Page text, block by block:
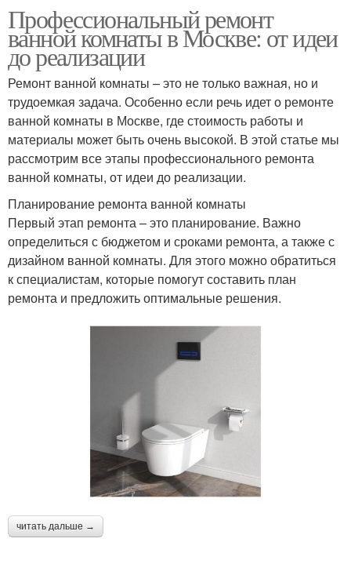
Профессиональный ремонт
ванной комнаты в Москве: от идеи
до реализации
Ремонт ванной комнаты – это не только важная, но и
трудоемкая задача. Особенно если речь идет о ремонте
ванной комнаты в Москве, где стоимость работы и
материалы может быть очень высокой. В этой статье мы
рассмотрим все этапы профессионального ремонта
ванной комнаты, от идеи до реализации.
Планирование ремонта ванной комнаты
Первый этап ремонта – это планирование. Важно
определиться с бюджетом и сроками ремонта, а также с
дизайном ванной комнаты. Для этого можно обратиться
к специалистам, которые помогут составить план
ремонта и предложить оптимальные решения.
читать дальше →